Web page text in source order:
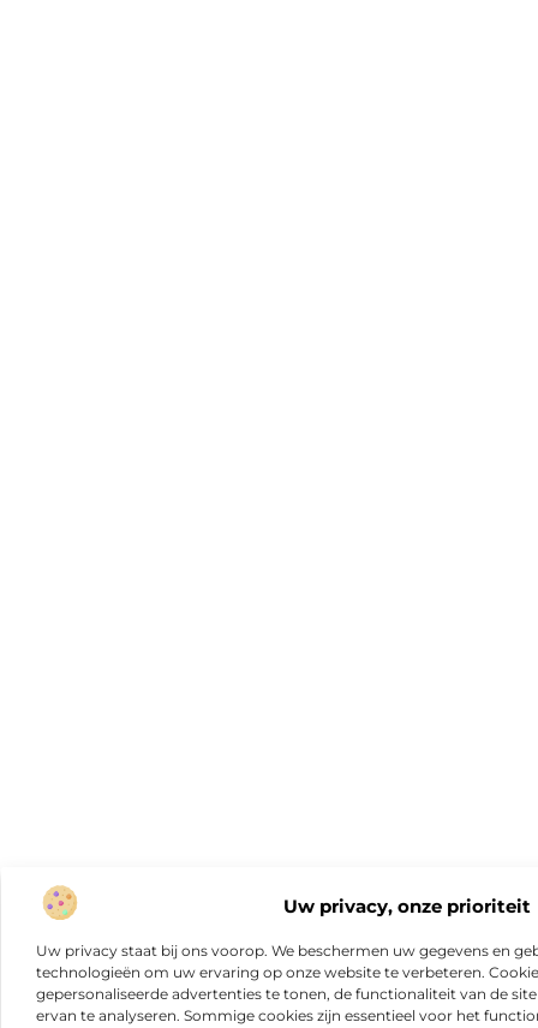
Uw privacy, onze prioriteit
Uw privacy staat bij ons voorop. We beschermen uw gegevens en
technologieën om uw ervaring op onze website te verbeteren.
gepersonaliseerde advertenties te tonen, de functionaliteit van de
ervan te analyseren. Sommige cookies zijn essentieel voor het